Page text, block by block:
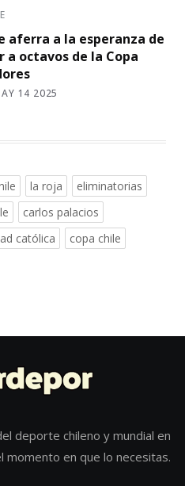
aferra a la esperanza de
a octavos de la Copa
14 2025
la roja
eliminatorias
carlos palacios
católica
copa chile
deporte chileno y mundial en
momento en que lo necesitas.